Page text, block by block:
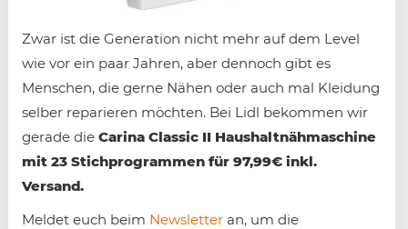
Zwar ist die Generation nicht mehr auf dem Level
wie vor ein paar Jahren, aber dennoch gibt es
Menschen, die gerne Nähen oder auch mal Kleidung
selber reparieren möchten. Bei Lidl bekommen wir
gerade die Carina Classic II Haushaltnähmaschine
mit 23 Stichprogrammen für 97,99€ inkl.
Versand.
Meldet euch beim Newsletter an, um die